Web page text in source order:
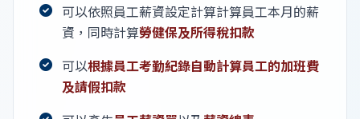
可以依照員工薪資設定計算計算員工本月的薪
資，同時計算勞健保及所得稅扣款
可以根據員工考勤紀錄自動計算員工的加班費
及請假扣款